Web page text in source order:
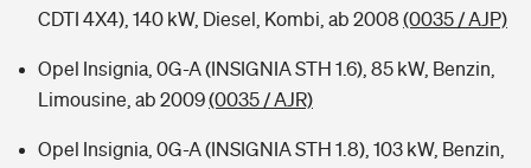
CDTI 4X4), 140 kW, Diesel, Kombi, ab 2008 (0035 / AJP)
Opel Insignia, 0G-A (INSIGNIA STH 1.6), 85 kW, Benzin,
Limousine, ab 2009(0035 / AJR)
Opel Insignia, 0G-A (INSIGNIA STH 1.8), 103 kW, Benzin,